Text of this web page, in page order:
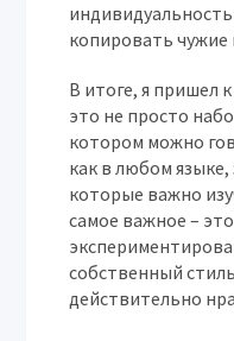
копировать чужие
В итоге, я пришел
это не просто
котором можно
как в любом
которые важно
самое важное –
собственный
действительно